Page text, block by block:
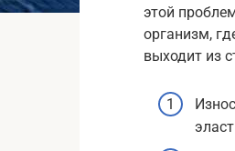
этой
организм,
выходит из